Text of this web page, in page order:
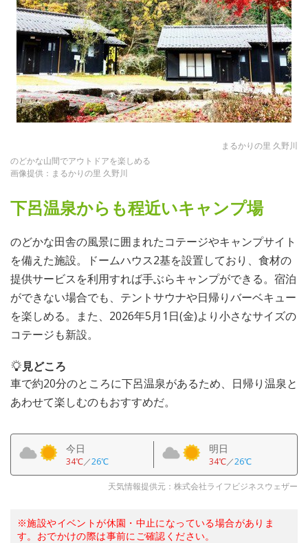
まるかりの里 久野川
のどかな山間でアウトドアを楽しめる
画像提供：まるかりの里 久野川
下呂温泉からも程近いキャンプ場
のどかな田舎の風景に囲まれたコテージやキャンプサイト
を備えた施設。ドームハウス2基を設置しており、食材の
提供サービスを利用すれば手ぶらキャンプができる。宿泊
ができない場合でも、テントサウナや日帰りバーベキュー
を楽しめる。また、2026年5月1日(金)より小さなサイズの
コテージも新設。
見どころ
車で約20分のところに下呂温泉があるため、日帰り温泉と
あわせて楽しむのもおすすめだ。
今日
34℃／26℃
明日
34℃／26℃
天気情報提供元：株式会社ライフビジネスウェザー
※施設やイベントが休園・中止になっている場合がありま
す。おでかけの際は事前にご確認ください。